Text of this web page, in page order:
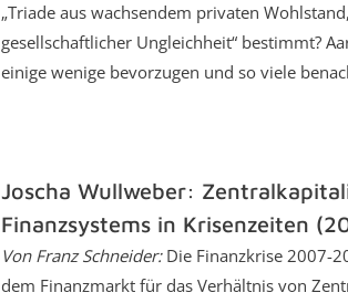
„Triade aus wachsendem privaten
gesellschaftlicher Ungleichheit“ bestimmt?
einige wenige bevorzugen und so viele
Joscha Wullweber:
Finanzsystems in Krisenzeiten
Von Franz Schneider: Die Finanzkrise 2007-
dem Finanzmarkt für das Verhältnis von